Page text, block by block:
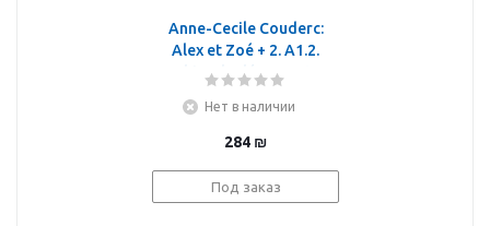
Anne-Cecile Couderc:
Alex et Zoé + 2. A1.2.
Cahier de découvertes
Нет в наличии
284 ₪
Под заказ